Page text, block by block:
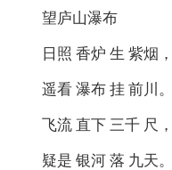
望庐山瀑布
日照 香炉 生 紫烟，
遥看 瀑布 挂 前川。
飞流 直下 三千 尺，
疑是 银河 落 九天。